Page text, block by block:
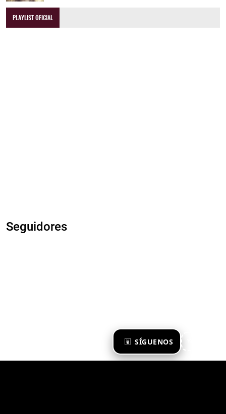
SÍGUENOS
PLAYLIST OFICIAL
Seguidores